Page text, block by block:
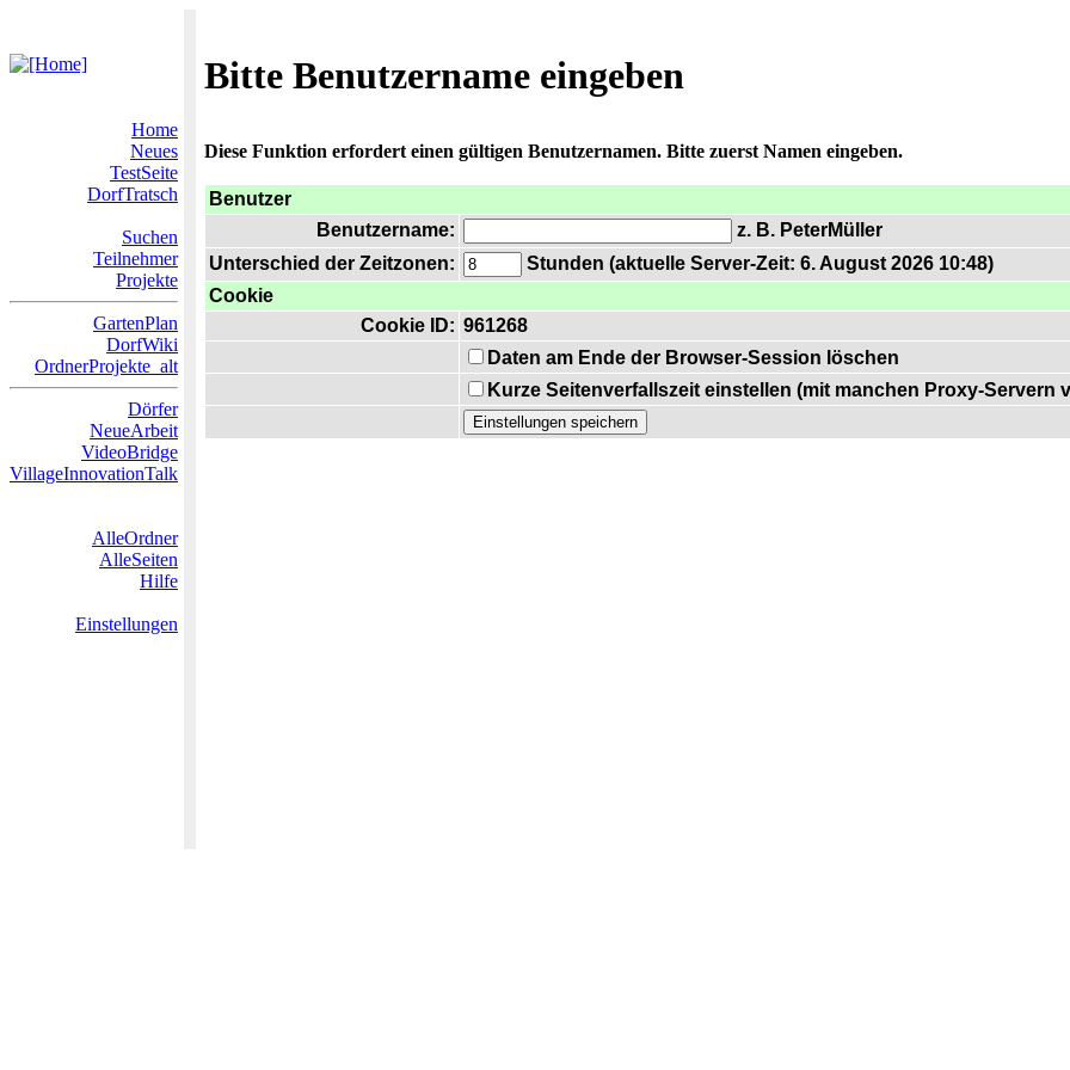
Bitte Benutzername eingeben
Home
Neues
TestSeite
DorfTratsch
Suchen
Teilnehmer
Projekte
GartenPlan
DorfWiki
OrdnerProjekte_alt
Dörfer
NeueArbeit
VideoBridge
VillageInnovationTalk
AlleOrdner
AlleSeiten
Hilfe
Einstellungen
Diese Funktion erfordert einen gültigen Benutzernamen. Bitte zuerst Namen eingeben.
Benutzer
Benutzername:
z. B. PeterMüller
Unterschied der Zeitzonen:
Stunden (aktuelle Server-Zeit: 6. August 2026 10:48)
Cookie
Cookie ID: 961268
Daten am Ende der Browser-Session löschen
Kurze Seitenverfallszeit einstellen (mit manchen Proxy-Servern